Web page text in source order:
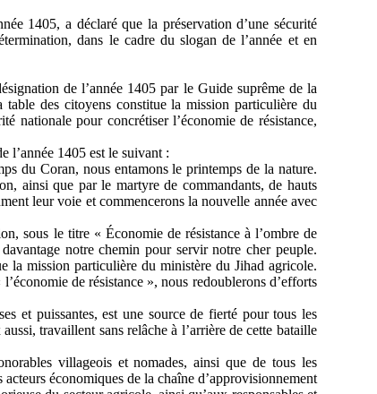
1405, a déclaré que la préservation d’une sécurité
dans le cadre du slogan de l’année et en
de l’année 1405 par le Guide suprême de la
des citoyens constitue la mission particulière du
nationale pour concrétiser l’économie de résistance,
l’année 1405 est le suivant :
du Coran, nous entamons le printemps de la nature.
ainsi que par le martyre de commandants, de hauts
leur voie et commencerons la nouvelle année avec
sous le titre « Économie de résistance à l’ombre de
notre chemin pour servir notre cher peuple.
la mission particulière du ministère du Jihad agricole.
de résistance », nous redoublerons d’efforts
et puissantes, est une source de fierté pour tous les
travaillent sans relâche à l’arrière de cette bataille
villageois et nomades, ainsi que de tous les
économiques de la chaîne d’approvisionnement